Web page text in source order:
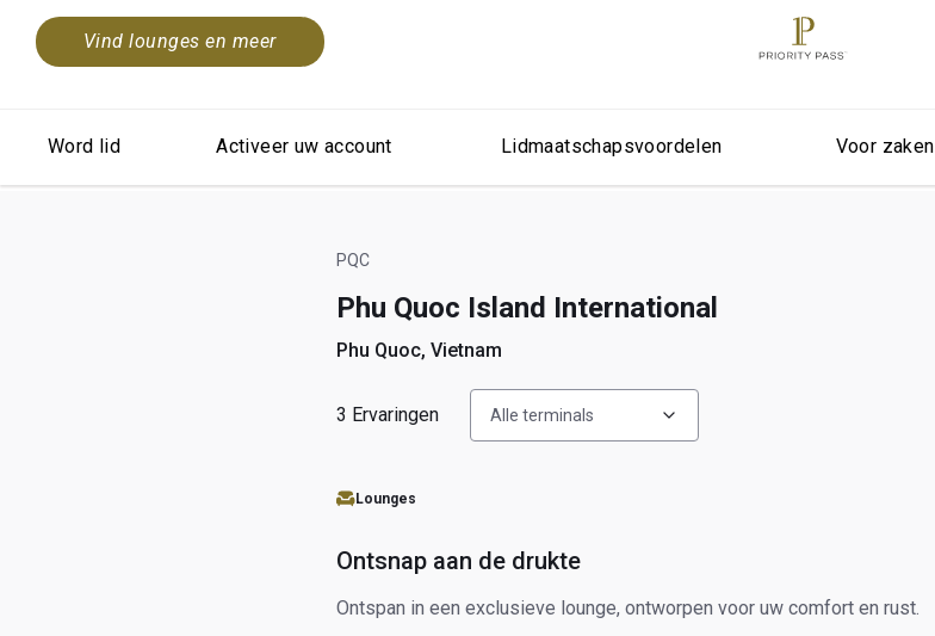
Vind lounges en meer
Word lid Activeer uw account Lidmaatschapsvoordelen Voor zaken
PQC
Phu Quoc Island International
Phu Quoc, Vietnam
3 Ervaringen Alle terminals
Lounges
Ontsnap aan de drukte
Ontspan in een exclusieve lounge, ontworpen voor uw comfort en rust.